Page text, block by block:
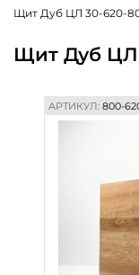
Блог
Контакты
Щит Дуб ЦЛ 30-620-
Щит Дуб ЦЛ
АРТИКУЛ:800-